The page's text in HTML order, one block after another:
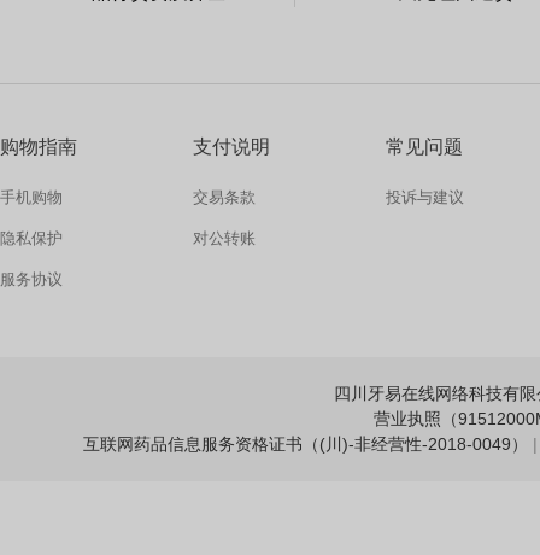
购物指南
手机购物
隐私保护
服务协议
支付说明
交易条款
对公转账
常见问题
投诉与建议
四川牙易在线网络科技有
营业执照（
互联网药品信息服务资格证书（(川)-非经营性-2018-0049）